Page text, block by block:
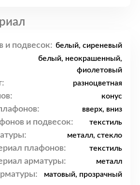
и подвесок: белый, сиреневый
белый, неокрашенный,
фиолетовый
разноцветная
конус
вверх, вниз
и подвесок: текстиль
металл, стекло
плафонов: текстиль
арматуры: металл
матовый, прозрачный